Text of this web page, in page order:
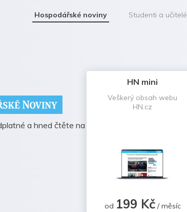
Hospodářské noviny Studenti a učitelé
a hned čtěte na
HN mini
Veškerý obsah webu
HN.cz
od 199 Kč/ měsíc